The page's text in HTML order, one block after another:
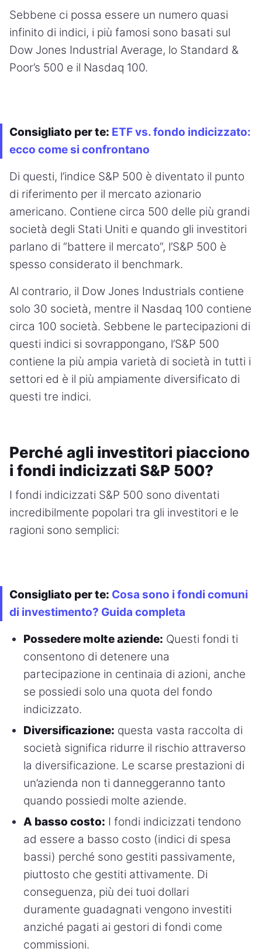
Sebbene ci possa essere un numero quasi
infinito di indici, i più famosi sono basati sul
Dow Jones Industrial Average, lo Standard &
Poor’s 500 e il Nasdaq 100.
Consigliato per te: ETF vs. fondo indicizzato:
ecco come si confrontano
Di questi, l’indice S&P 500 è diventato il punto
di riferimento per il mercato azionario
americano. Contiene circa 500 delle più grandi
società degli Stati Uniti e quando gli investitori
parlano di “battere il mercato”, l’S&P 500 è
spesso considerato il benchmark.
Al contrario, il Dow Jones Industrials contiene
solo 30 società, mentre il Nasdaq 100 contiene
circa 100 società. Sebbene le partecipazioni di
questi indici si sovrappongano, l’S&P 500
contiene la più ampia varietà di società in tutti i
settori ed è il più ampiamente diversificato di
questi tre indici.
Perché agli investitori piacciono
i fondi indicizzati S&P 500?
I fondi indicizzati S&P 500 sono diventati
incredibilmente popolari tra gli investitori e le
ragioni sono semplici:
Consigliato per te: Cosa sono i fondi comuni
di investimento? Guida completa
Possedere molte aziende: Questi fondi ti
consentono di detenere una
partecipazione in centinaia di azioni, anche
se possiedi solo una quota del fondo
indicizzato.
Diversificazione: questa vasta raccolta di
società significa ridurre il rischio attraverso
la diversificazione. Le scarse prestazioni di
un’azienda non ti danneggeranno tanto
quando possiedi molte aziende.
A basso costo: I fondi indicizzati tendono
ad essere a basso costo (indici di spesa
bassi) perché sono gestiti passivamente,
piuttosto che gestiti attivamente. Di
conseguenza, più dei tuoi dollari
duramente guadagnati vengono investiti
anziché pagati ai gestori di fondi come
commissioni.